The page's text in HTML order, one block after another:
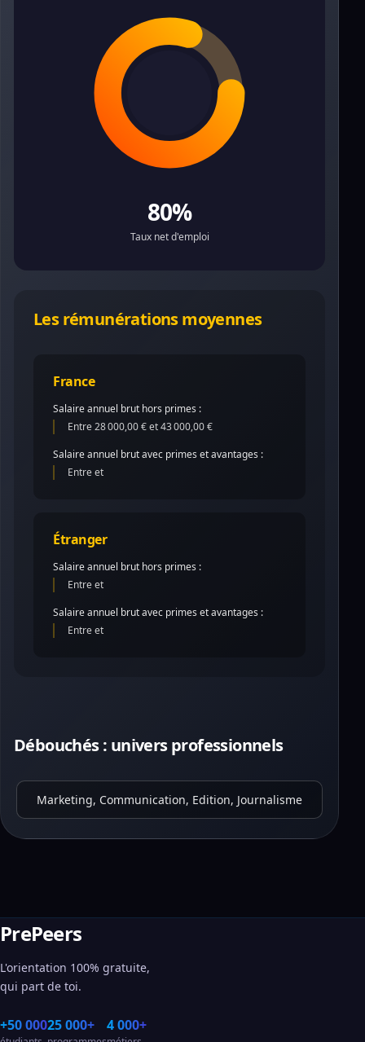
80%
Taux net d'emploi
Les rémunérations moyennes
France
Salaire annuel brut hors primes :
Entre 28 000,00 € et 43 000,00 €
Salaire annuel brut avec primes et avantages :
Entre et
Étranger
Salaire annuel brut hors primes :
Entre et
Salaire annuel brut avec primes et avantages :
Entre et
Débouchés : univers professionnels
Marketing, Communication, Edition, Journalisme
PrePeers
L'orientation 100% gratuite,
qui part de toi.
+50 00025 000+ 4 000+